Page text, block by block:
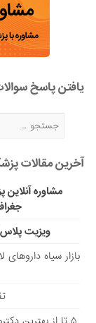
یافتن پاسخ
آخرین مقالات
مشاوره آنلاین
ویزیت پلاس
بازار سیاه